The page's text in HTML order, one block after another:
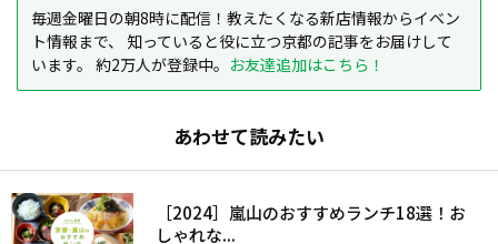
毎週金曜日の朝8時に配信！教えたくなる新店情報からイベン
ト情報まで、 知っていると役に立つ京都の記事をお届けして
います。 約2万人が登録中。 お友達追加はこちら！
あわせて読みたい
［2024］嵐山のおすすめランチ18選！お
しゃれな...